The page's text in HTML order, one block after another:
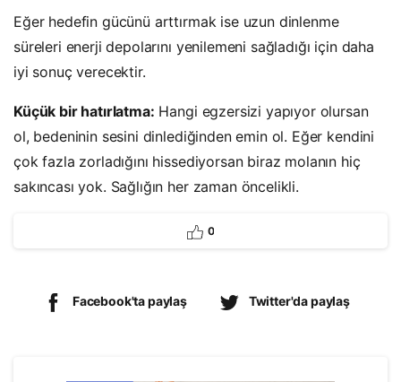
Eğer hedefin gücünü arttırmak ise uzun dinlenme
süreleri enerji depolarını yenilemeni sağladığı için daha
iyi sonuç verecektir.
Küçük bir hatırlatma: Hangi egzersizi yapıyor olursan
ol, bedeninin sesini dinlediğinden emin ol. Eğer kendini
çok fazla zorladığını hissediyorsan biraz molanın hiç
sakıncası yok. Sağlığın her zaman öncelikli.
0
Facebook'ta paylaş Twitter'da paylaş